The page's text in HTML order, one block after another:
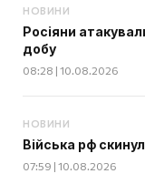
НОВИНИ
Росіяни
добу
08:28 | 10.08.2026
НОВИНИ
Війська рф
07:59 | 10.08.2026